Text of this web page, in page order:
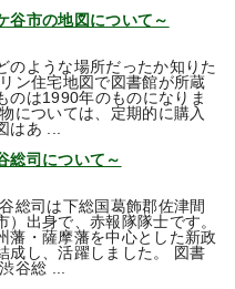
市の地図について～
のような場所だったか知りた
ン住宅地図で図書館が所蔵
のは1990年のものになりま
については、定期的に購入
はあ ...
司について～
総司は下総国葛飾郡佐津間
）出身で、赤報隊隊士です。
藩・薩摩藩を中心とした新政
成し、活躍しました。 図書
谷総 ...